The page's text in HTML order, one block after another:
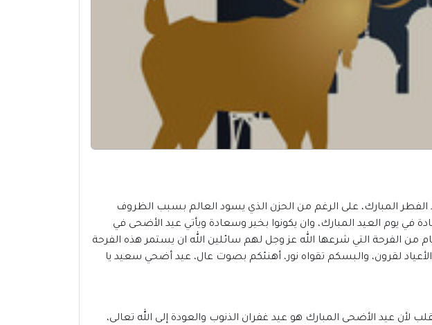
ولجميع المسلمين في هذا العام 2021 اطيب التهاني بعيد الفطر المبارك، على الرغم من الحزن الذي يسود العالم بسبب الظروف
في يوم العيد المبارك، وان يكونوا بخير وسعادة ويأتي عيد الأضحى في
للمسلمين أربعة أيام من الفرحة التي شرعها الله عز وجل لهم سائلين الله ان يستمر هذه الفرحة
لقرون، والبسكم تقواه نور، أهنئكم بصوت عال، عيد أضحي سعيد يا
عيد الأضحى المبارك هو عيد غفران الذنوب والعودة إلى الله تعالى،